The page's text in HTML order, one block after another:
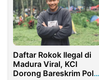
Daftar Rokok Ilegal di
Madura Viral, KCI
Dorong Bareskrim Polri